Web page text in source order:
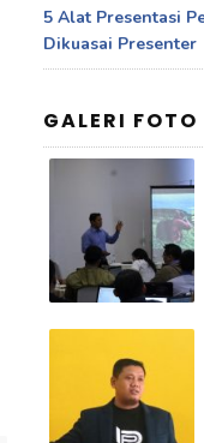
5 Alat Presentasi
Dikuasai Presenter
GALERI